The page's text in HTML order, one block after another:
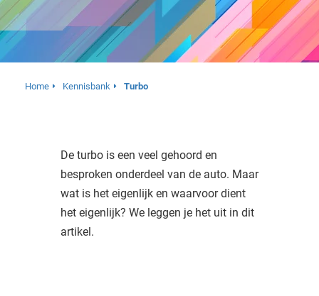
Home Kennisbank Turbo
De turbo is een veel gehoord en
besproken onderdeel van de auto. Maar
wat is het eigenlijk en waarvoor dient
het eigenlijk? We leggen je het uit in dit
artikel.